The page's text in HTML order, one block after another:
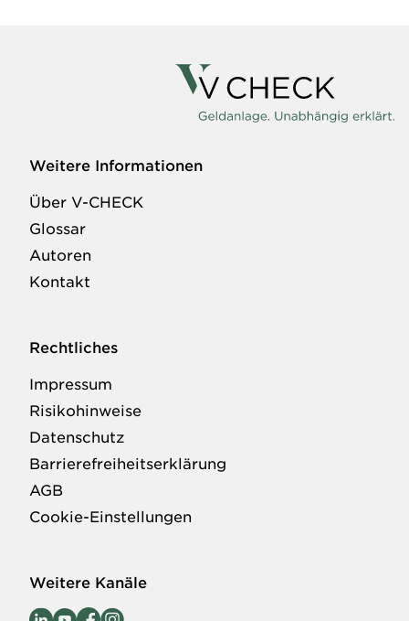
Weitere Informationen
Über V-CHECK
Glossar
Autoren
Kontakt
Rechtliches
Impressum
Risikohinweise
Datenschutz
Barrierefreiheitserklärung
AGB
Cookie-Einstellungen
Weitere Kanäle